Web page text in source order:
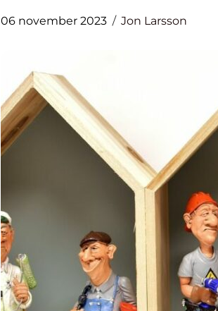
06 november 2023 Jon Larsson